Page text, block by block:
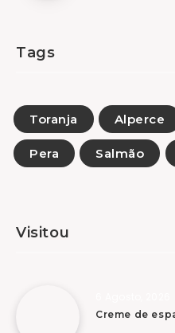
Tags
Toranja Alperce
Pera Salmão
Visitou
Creme de